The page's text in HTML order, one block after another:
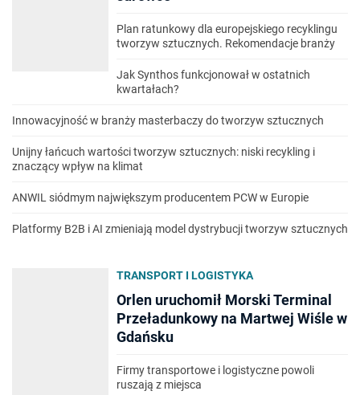
Plan ratunkowy dla europejskiego recyklingu
tworzyw sztucznych. Rekomendacje branży
Jak Synthos funkcjonował w ostatnich
kwartałach?
Innowacyjność w branży masterbaczy do tworzyw sztucznych
Unijny łańcuch wartości tworzyw sztucznych: niski recykling i
znaczący wpływ na klimat
ANWIL siódmym największym producentem PCW w Europie
Platformy B2B i AI zmieniają model dystrybucji tworzyw sztucznych
TRANSPORT I LOGISTYKA
Orlen uruchomił Morski Terminal
Przeładunkowy na Martwej Wiśle w
Gdańsku
Firmy transportowe i logistyczne powoli
ruszają z miejsca